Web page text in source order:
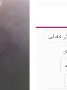
عقیلی